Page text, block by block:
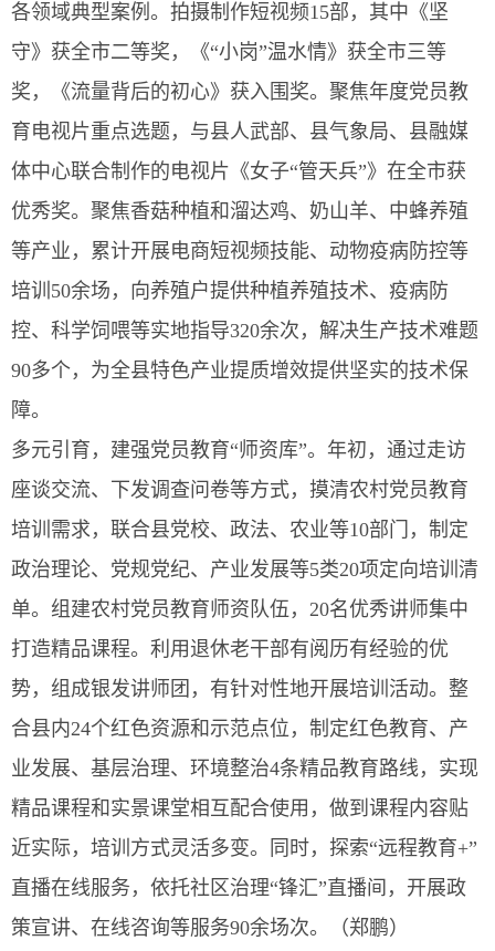
各领域典型案例。拍摄制作短视频15部，其中《坚
守》获全市二等奖，《“小岗”温水情》获全市三等
奖，《流量背后的初心》获入围奖。聚焦年度党员教
育电视片重点选题，与县人武部、县气象局、县融媒
体中心联合制作的电视片《女子“管天兵”》在全市获
优秀奖。聚焦香菇种植和溜达鸡、奶山羊、中蜂养殖
等产业，累计开展电商短视频技能、动物疫病防控等
培训50余场，向养殖户提供种植养殖技术、疫病防
控、科学饲喂等实地指导320余次，解决生产技术难题
90多个，为全县特色产业提质增效提供坚实的技术保
障。
多元引育，建强党员教育“师资库”。年初，通过走访
座谈交流、下发调查问卷等方式，摸清农村党员教育
培训需求，联合县党校、政法、农业等10部门，制定
政治理论、党规党纪、产业发展等5类20项定向培训清
单。组建农村党员教育师资队伍，20名优秀讲师集中
打造精品课程。利用退休老干部有阅历有经验的优
势，组成银发讲师团，有针对性地开展培训活动。整
合县内24个红色资源和示范点位，制定红色教育、产
业发展、基层治理、环境整治4条精品教育路线，实现
精品课程和实景课堂相互配合使用，做到课程内容贴
近实际，培训方式灵活多变。同时，探索“远程教育+”
直播在线服务，依托社区治理“锋汇”直播间，开展政
策宣讲、在线咨询等服务90余场次。（郑鹏）